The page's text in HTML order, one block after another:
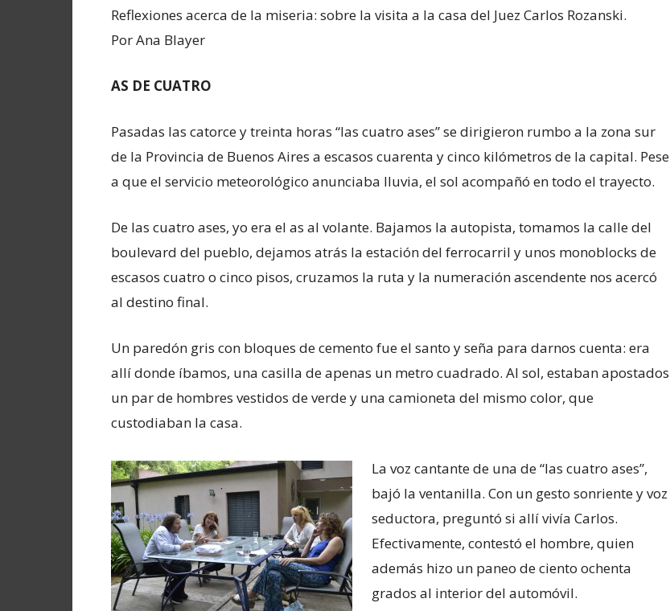
Reflexiones acerca de la miseria: sobre la visita a la casa del Juez Carlos Rozanski.
Por Ana Blayer
AS DE CUATRO
Pasadas las catorce y treinta horas “las cuatro ases” se dirigieron rumbo a la zona sur
de la Provincia de Buenos Aires a escasos cuarenta y cinco kilómetros de la capital. Pese
a que el servicio meteorológico anunciaba lluvia, el sol acompañó en todo el trayecto.
De las cuatro ases, yo era el as al volante. Bajamos la autopista, tomamos la calle del
boulevard del pueblo, dejamos atrás la estación del ferrocarril y unos monoblocks de
escasos cuatro o cinco pisos, cruzamos la ruta y la numeración ascendente nos acercó
al destino final.
Un paredón gris con bloques de cemento fue el santo y seña para darnos cuenta: era
allí donde íbamos, una casilla de apenas un metro cuadrado. Al sol, estaban apostados
un par de hombres vestidos de verde y una camioneta del mismo color, que
custodiaban la casa.
La voz cantante de una de “las cuatro ases”,
bajó la ventanilla. Con un gesto sonriente y voz
seductora, preguntó si allí vivía Carlos.
Efectivamente, contestó el hombre, quien
además hizo un paneo de ciento ochenta
grados al interior del automóvil.